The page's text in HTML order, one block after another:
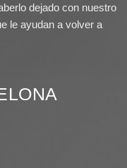
dejado con nuestro
le ayudan a volver a